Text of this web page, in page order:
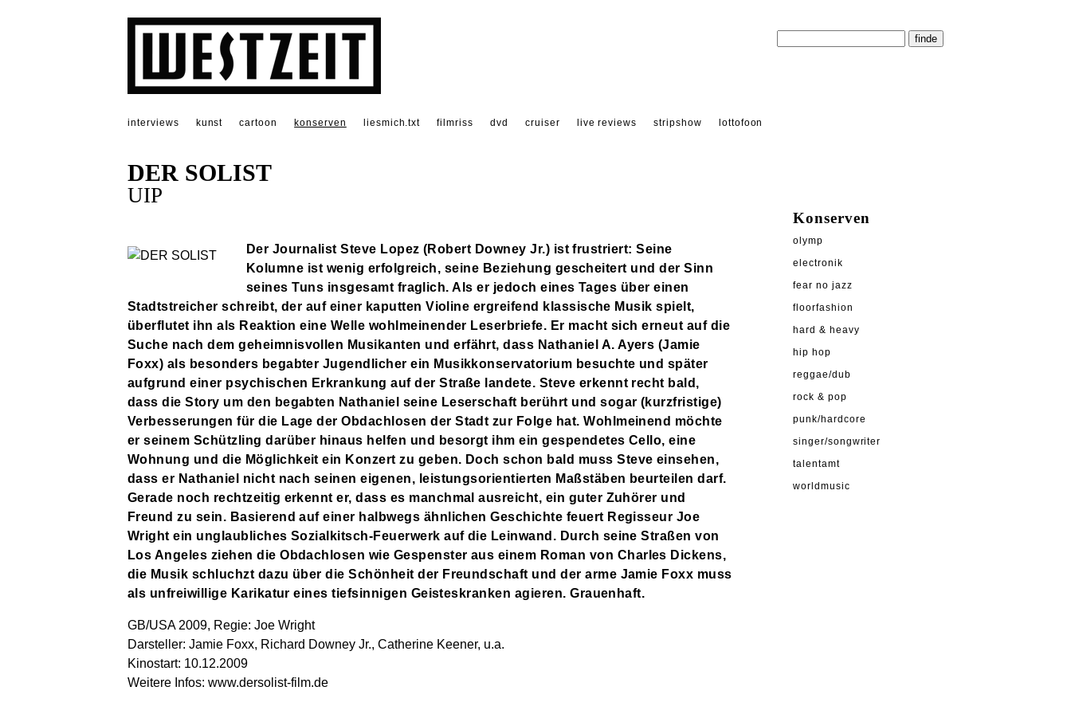
interviews kunst cartoon konserven liesmich.txt filmriss dvd cruiser live reviews stripshow lottofoon
DER SOLIST
UIP
Der Journalist Steve Lopez (Robert Downey Jr.) ist frustriert: Seine
Kolumne ist wenig erfolgreich, seine Beziehung gescheitert und der Sinn
seines Tuns insgesamt fraglich. Als er jedoch eines Tages über einen
Stadtstreicher schreibt, der auf einer kaputten Violine ergreifend klassische Musik spielt,
überflutet ihn als Reaktion eine Welle wohlmeinender Leserbriefe. Er macht sich erneut auf die
Suche nach dem geheimnisvollen Musikanten und erfährt, dass Nathaniel A. Ayers (Jamie
Foxx) als besonders begabter Jugendlicher ein Musikkonservatorium besuchte und später
aufgrund einer psychischen Erkrankung auf der Straße landete. Steve erkennt recht bald,
dass die Story um den begabten Nathaniel seine Leserschaft berührt und sogar (kurzfristige)
Verbesserungen für die Lage der Obdachlosen der Stadt zur Folge hat. Wohlmeinend möchte
er seinem Schützling darüber hinaus helfen und besorgt ihm ein gespendetes Cello, eine
Wohnung und die Möglichkeit ein Konzert zu geben. Doch schon bald muss Steve einsehen,
dass er Nathaniel nicht nach seinen eigenen, leistungsorientierten Maßstäben beurteilen darf.
Gerade noch rechtzeitig erkennt er, dass es manchmal ausreicht, ein guter Zuhörer und
Freund zu sein. Basierend auf einer halbwegs ähnlichen Geschichte feuert Regisseur Joe
Wright ein unglaubliches Sozialkitsch-Feuerwerk auf die Leinwand. Durch seine Straßen von
Los Angeles ziehen die Obdachlosen wie Gespenster aus einem Roman von Charles Dickens,
die Musik schluchzt dazu über die Schönheit der Freundschaft und der arme Jamie Foxx muss
als unfreiwillige Karikatur eines tiefsinnigen Geisteskranken agieren. Grauenhaft.
GB/USA 2009, Regie: Joe Wright
Darsteller: Jamie Foxx, Richard Downey Jr., Catherine Keener, u.a.
Kinostart: 10.12.2009
Weitere Infos: www.dersolist-film.de
Konserven
olymp
electronik
fear no jazz
floorfashion
hard & heavy
hip hop
reggae/dub
rock & pop
punk/hardcore
singer/songwriter
talentamt
worldmusic